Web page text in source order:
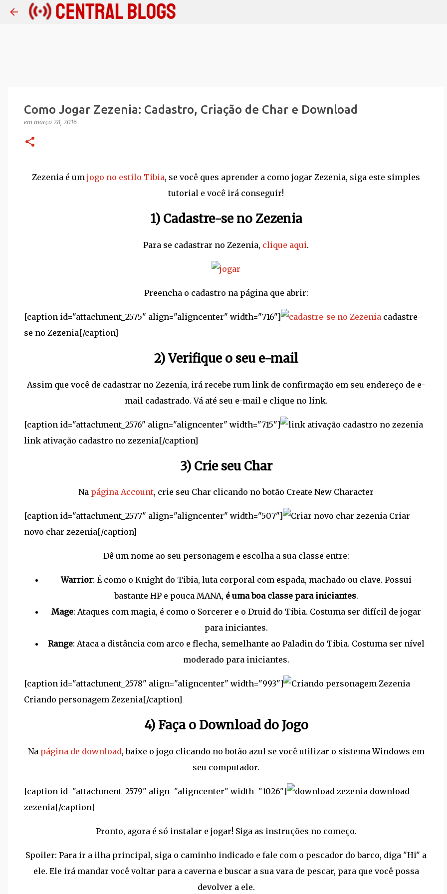
Como Jogar Zezenia: Cadastro, Criação de Char e Download
em março 28, 2016
Zezenia é um jogo no estilo Tibia, se você ques aprender a como jogar Zezenia, siga este simples
tutorial e você irá conseguir!
1) Cadastre-se no Zezenia
Para se cadastrar no Zezenia, clique aqui.
Preencha o cadastro na página que abrir:
[caption id="attachment_2575" align="aligncenter" width="716"]
cadastre-
se no Zezenia[/caption]
2) Verifique o seu e-mail
Assim que você de cadastrar no Zezenia, irá recebe rum link de confirmação em seu endereço de e-
mail cadastrado. Vá até seu e-mail e clique no link.
[caption id="attachment_2576" align="aligncenter" width="715"]
link ativação cadastro no zezenia[/caption]
3) Crie seu Char
Na página Account, crie seu Char clicando no botão Create New Character
[caption id="attachment_2577" align="aligncenter" width="507"]
Criar
novo char zezenia[/caption]
Dê um nome ao seu personagem e escolha a sua classe entre:
Warrior: É como o Knight do Tibia, luta corporal com espada, machado ou clave. Possui
bastante HP e pouca MANA, é uma boa classe para iniciantes.
Mage: Ataques com magia, é como o Sorcerer e o Druid do Tibia. Costuma ser difícil de jogar
para iniciantes.
Range: Ataca a distância com arco e flecha, semelhante ao Paladin do Tibia. Costuma ser nível
moderado para iniciantes.
[caption id="attachment_2578" align="aligncenter" width="993"]
Criando personagem Zezenia[/caption]
4) Faça o Download do Jogo
Na página de download, baixe o jogo clicando no botão azul se você utilizar o sistema Windows em
seu computador.
[caption id="attachment_2579" align="aligncenter" width="1026"]
download
zezenia[/caption]
Pronto, agora é só instalar e jogar! Siga as instruções no começo.
Spoiler: Para ir a ilha principal, siga o caminho indicado e fale com o pescador do barco, diga "Hi" a
ele. Ele irá mandar você voltar para a caverna e buscar a sua vara de pescar, para que você possa
devolver a ele.